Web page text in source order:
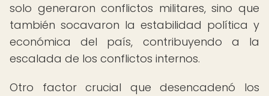
solo generaron conflictos militares, sino que
también socavaron la estabilidad política y
económica del país, contribuyendo a la
escalada de los conflictos internos.
Otro factor crucial que desencadenó los